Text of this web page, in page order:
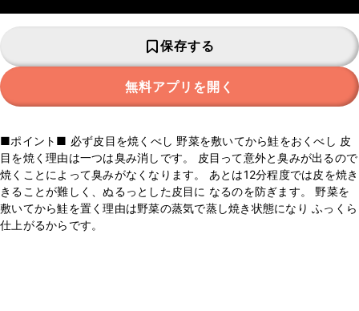
保存する
無料アプリを開く
■ポイント■ 必ず皮目を焼くべし 野菜を敷いてから鮭をおくべし 皮
目を焼く理由は一つは臭み消しです。 皮目って意外と臭みが出るので
焼くことによって臭みがなくなります。 あとは12分程度では皮を焼き
きることが難しく、ぬるっとした皮目に なるのを防ぎます。 野菜を
敷いてから鮭を置く理由は野菜の蒸気で蒸し焼き状態になり ふっくら
仕上がるからです。